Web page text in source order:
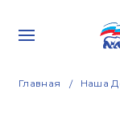
Главная Наша